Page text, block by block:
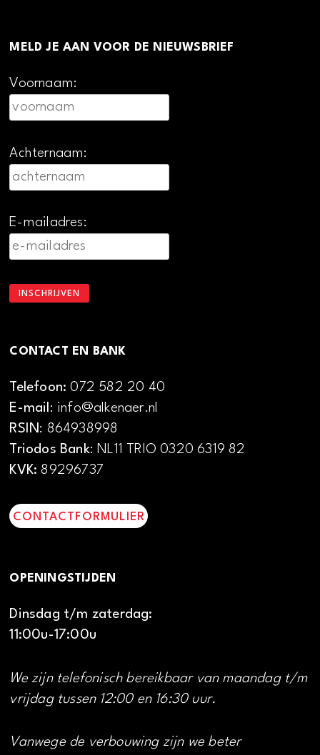
MELD JE AAN VOOR DE NIEUWSBRIEF
Voornaam:
Achternaam:
E-mailadres:
CONTACT EN BANK
Telefoon:072 582 20 40
E-mail: info@alkenaer.nl
RSIN: 864938998
Triodos Bank: NL11 TRIO 0320 6319 82
KVK: 89296737
CONTACTFORMULIER
OPENINGSTIJDEN
Dinsdag t/m zaterdag:
11:00u-17:00u
We zijn telefonisch bereikbaar van maandag t/m
vrijdag tussen 12:00 en 16:30 uur.
Vanwege de verbouwing zijn we beter